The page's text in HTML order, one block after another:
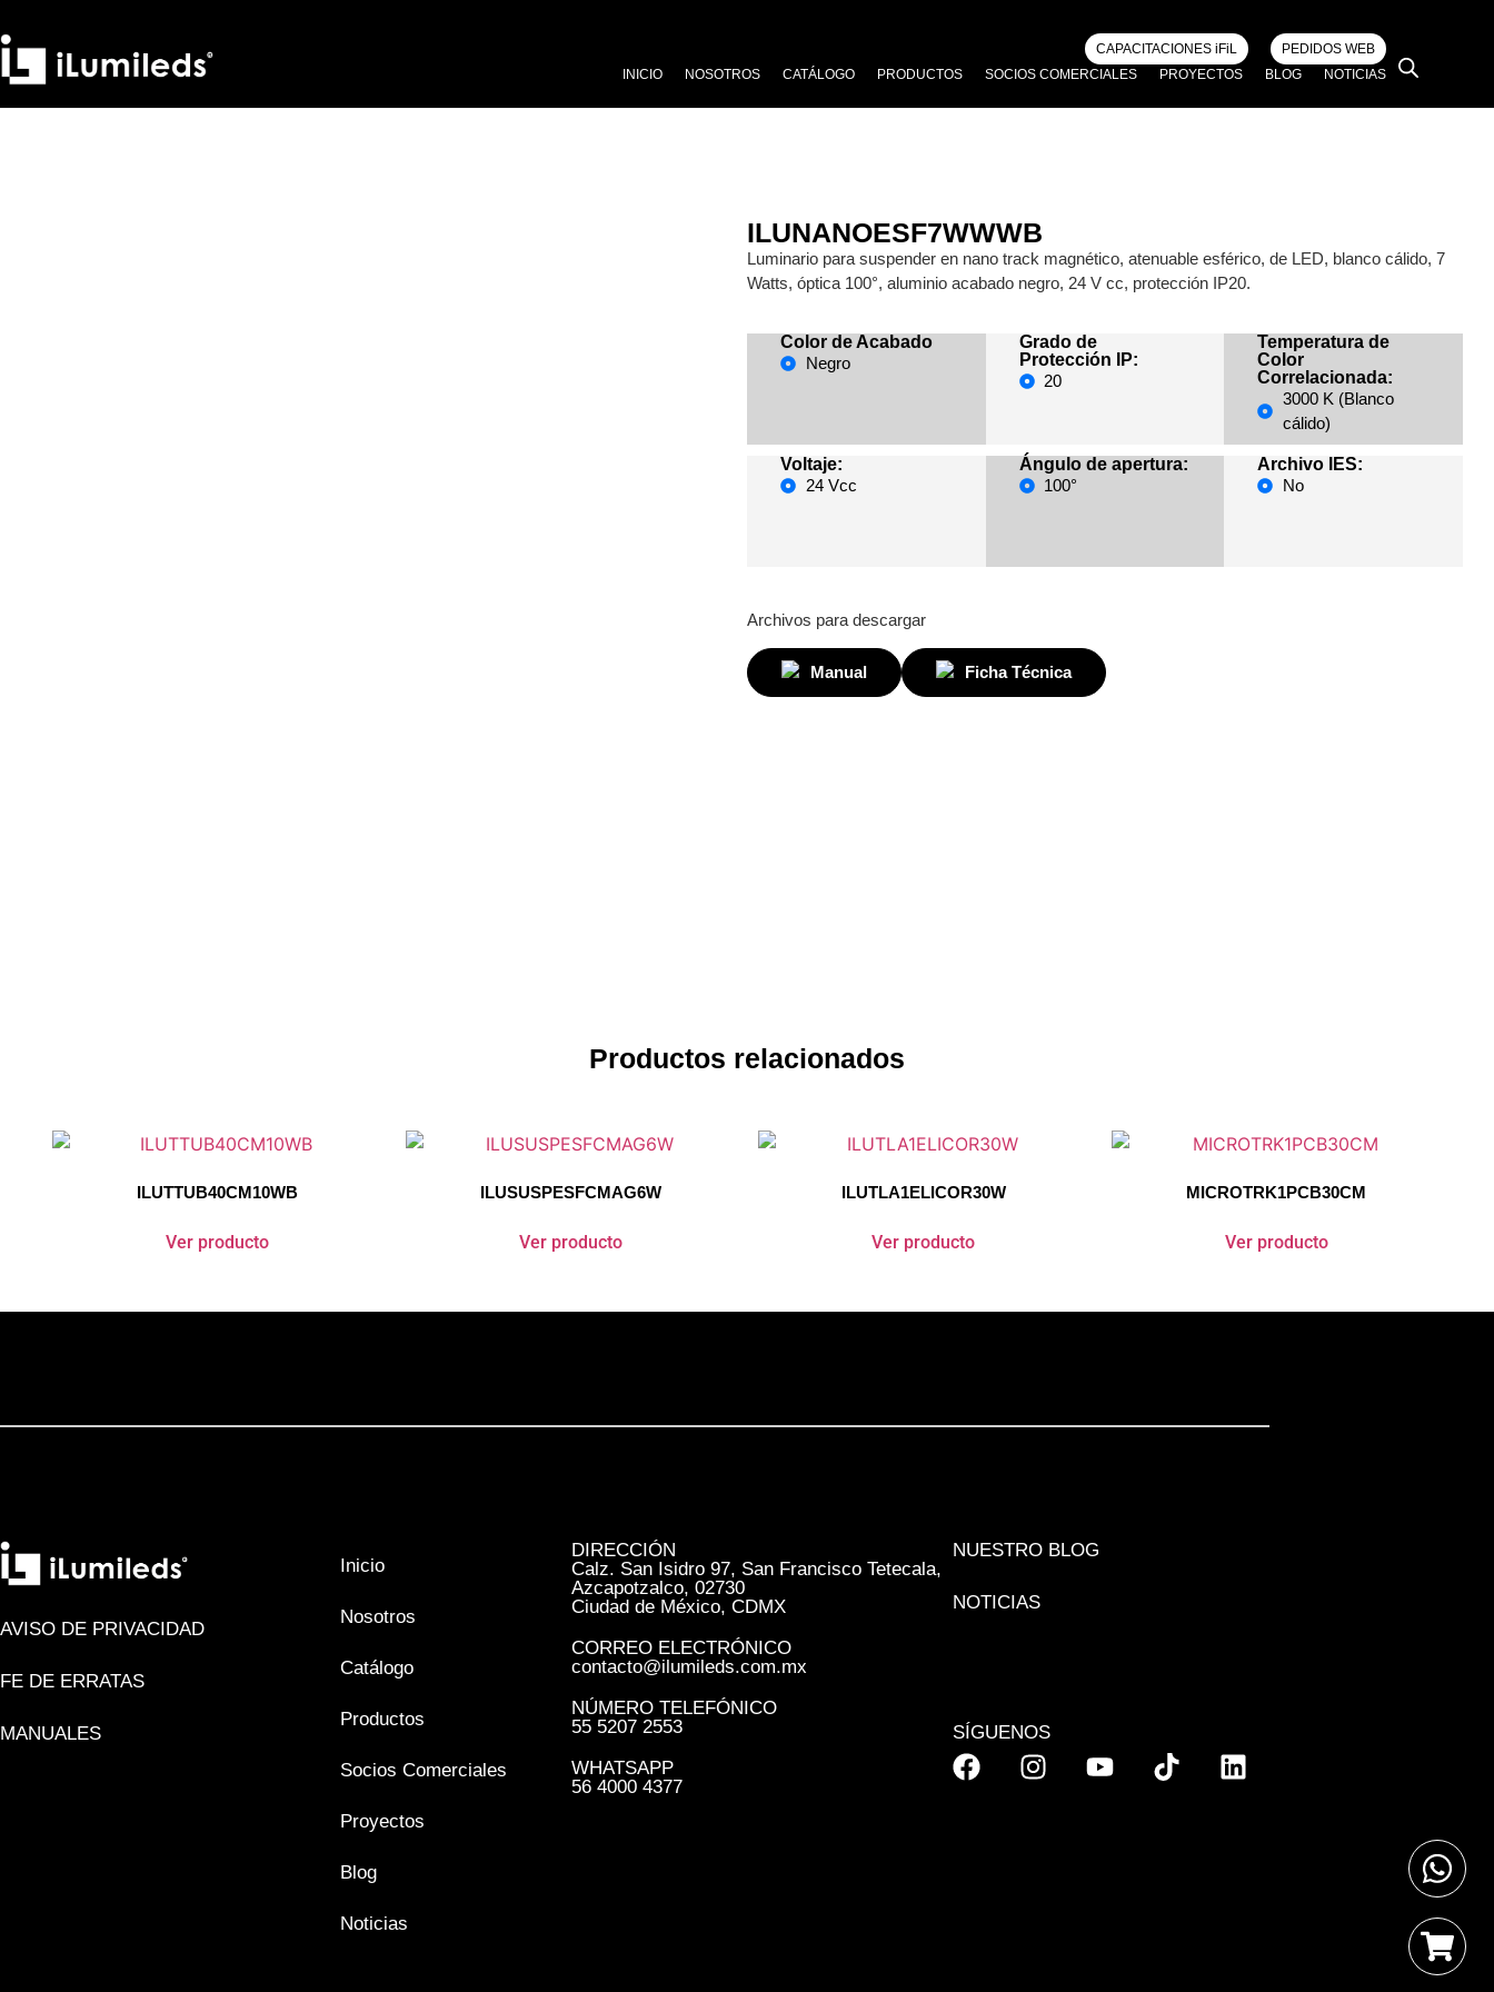
CAPACITACIONES iFiL
PEDIDOS WEB
INICIO
NOSOTROS CATÁLOGO PRODUCTOS SOCIOS COMERCIALES PROYECTOS BLOG NOTICIAS
ILUNANOESF7WWWB
Luminario para suspender en nano track magnético, atenuable esférico, de LED, blanco cálido, 7
Watts, óptica 100°, aluminio acabado negro, 24 V cc, protección IP20.
Color de Acabado
Negro
Grado de
Protección IP:
20
Temperatura de
Color
Correlacionada:
3000 K (Blanco
cálido)
Voltaje:
24 Vcc
Ángulo de apertura:
100°
Archivo IES:
No
Archivos para descargar
Manual Ficha Técnica
Productos relacionados
ILUTTUB40CM10WB
Ver producto
ILUSUSPESFCMAG6W
Ver producto
ILUTLA1ELICOR30W
Ver producto
MICROTRK1PCB30CM
Ver producto
AVISO DE PRIVACIDAD
FE DE ERRATAS
MANUALES
Inicio
Nosotros
Catálogo
Productos
Socios Comerciales
Proyectos
Blog
Noticias
DIRECCIÓN
Calz. San Isidro 97, San Francisco Tetecala,
Azcapotzalco, 02730
Ciudad de México, CDMX
CORREO ELECTRÓNICO
contacto@ilumileds.com.mx
NÚMERO TELEFÓNICO
55 5207 2553
WHATSAPP
56 4000 4377
NUESTRO BLOG
NOTICIAS
SÍGUENOS